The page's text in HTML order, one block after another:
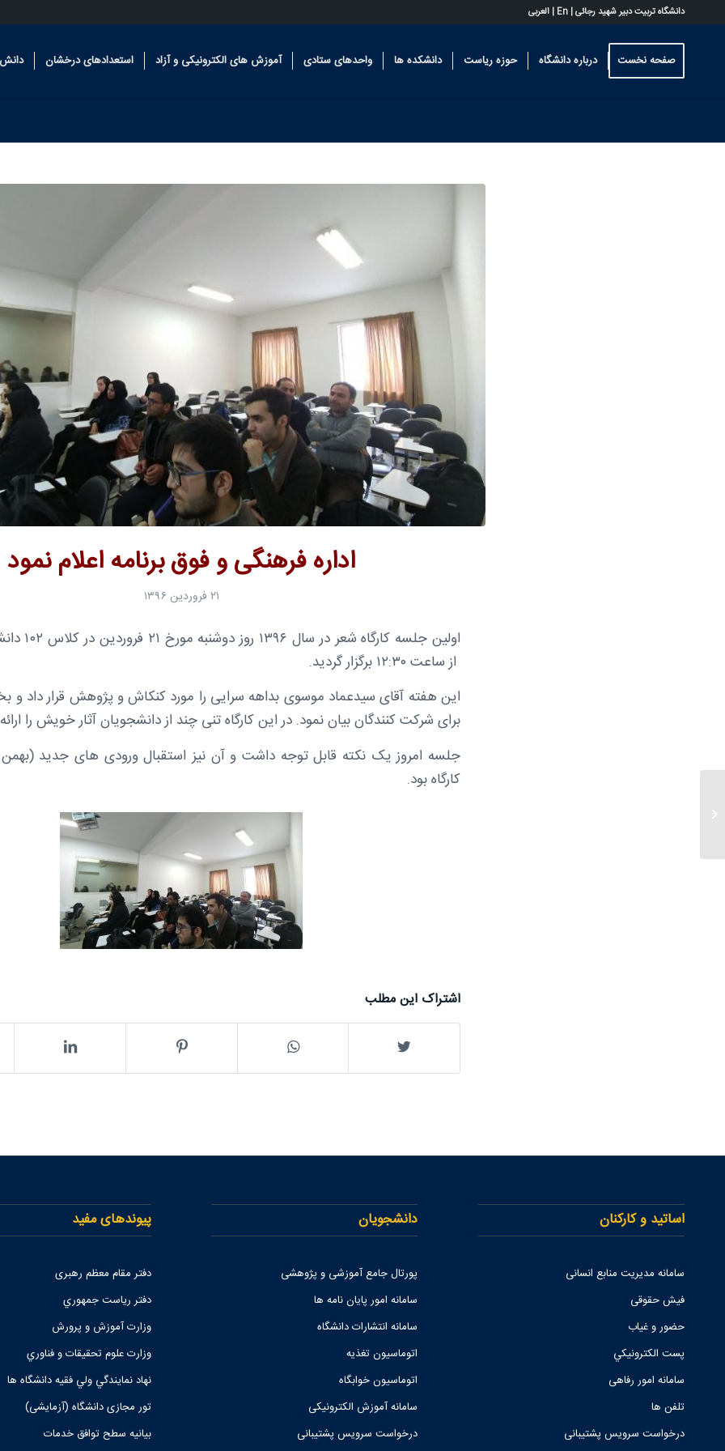
دانشگاه تربیت دبیر شهید رجائی | En
| العربی
صفحه نخست درباره دانشگاه حوزه ریاست دانشکده ها واحدهای ستادی آموزش های الکترونیکی و آزاد استعدادهای درخشان
اداره فرهنگی و فوق برنامه اعلام نمود
۲۱ فروردین ۱۳۹۶
اولین جلسه
از ساعت ۱۲:۳۰ برگزار گردید.
این هفته آقای سیدعماد موسوی بداهه سرایی را مورد کنکاش و پژوهش قرار داد و
برای شرکت کنندگان بیان نمود. در این کارگاه تنی چند از دانشجویان آثار خویش را
کارگاه بود.
اشتراک این مطلب
اساتید و کارکنان
سامانه مدیریت منابع انسانی
فیش حقوقی
حضور و غیاب
پست الكترونيكي
سامانه امور رفاهی
تلفن ها
درخواست سرویس پشتیبانی
دانشجویان
پورتال جامع آموزشی و پژوهشی
سامانه امور پایان نامه ها
سامانه انتشارات دانشگاه
اتوماسیون تغذیه
اتوماسیون خوابگاه
سامانه آموزش الکترونیکی
درخواست سرویس پشتیبانی
پیوندهای مفید
دفتر مقام معظم رهبری
دفتر رياست جمهوري
وزارت آموزش و پرورش
وزارت علوم تحقيقات و فناوري
نهاد نمايندگي ولي فقيه دانشگاه ها
تور مجازی دانشگاه (آزمایشی)
بیانیه سطح توافق خدمات